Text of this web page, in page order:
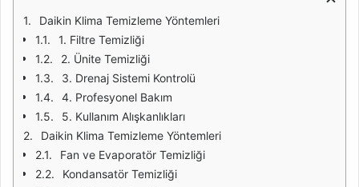
Daikin Klima Temizleme Yöntemleri
1. Filtre Temizliği
2. Ünite Temizliği
3. Drenaj Sistemi Kontrolü
4. Profesyonel Bakım
5. Kullanım Alışkanlıkları
Daikin Klima Temizleme Yöntemleri
Fan ve Evaporatör Temizliği
Kondansatör Temizliği